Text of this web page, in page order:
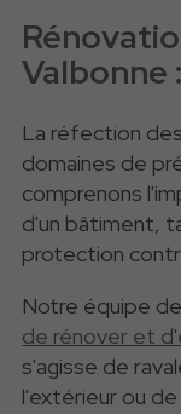
Valbonne
La réfection
domaines de
comprenons
d'un bâtiment,
protection
Notre équipe
de rénover et
s'agisse de
l'extérieur ou